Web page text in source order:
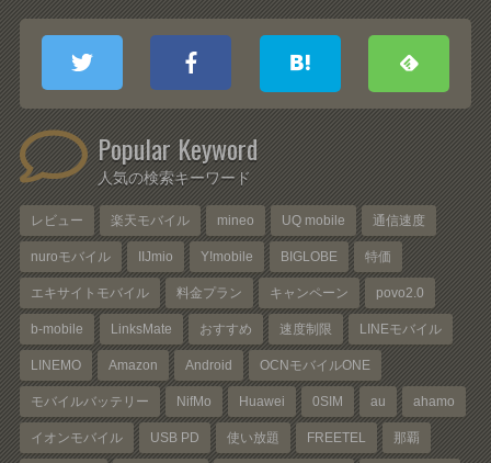
Popular Keyword
人気の検索キーワード
レビュー 楽天モバイル mineo UQ mobile 通信速度
nuroモバイル IIJmio Y!mobile BIGLOBE 特価
エキサイトモバイル 料金プラン キャンペーン povo2.0
b-mobile LinksMate おすすめ 速度制限 LINEモバイル
LINEMO Amazon Android OCNモバイルONE
モバイルバッテリー NifMo Huawei 0SIM au ahamo
イオンモバイル USB PD 使い放題 FREETEL 那覇